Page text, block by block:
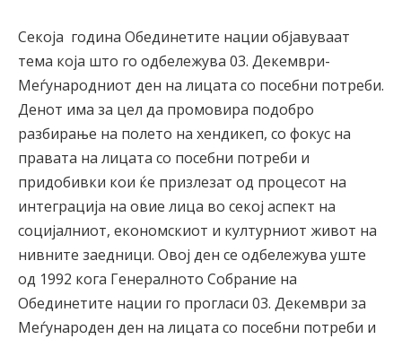
Секоја година Обединетите нации објавуваат
тема која што го одбележува 03. Декември-
Меѓународниот ден на лицата со посебни потреби.
Денот има за цел да промовира подобро
разбирање на полето на хендикеп, со фокус на
правата на лицата со посебни потреби и
придобивки кои ќе призлезат од процесот на
интеграција на овие лица во секој аспект на
социјалниот, економскиот и културниот живот на
нивните заедници. Овој ден се одбележува уште
од 1992 кога Генералното Собрание на
Обединетите нации го прогласи 03. Декември за
Меѓународен ден на лицата со посебни потреби и